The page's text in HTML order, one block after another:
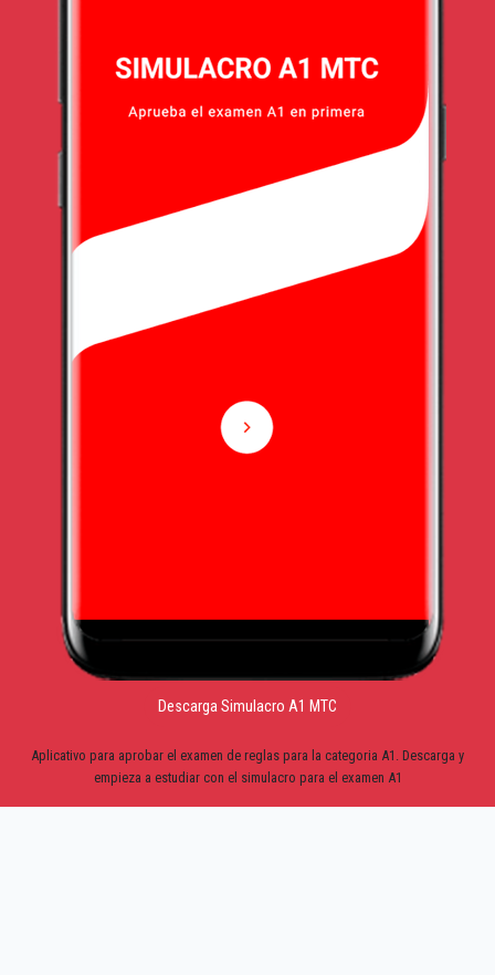
Descarga Simulacro A1 MTC
Aplicativo para aprobar el examen de reglas para la categoria A1. Descarga y
empieza a estudiar con el simulacro para el examen A1